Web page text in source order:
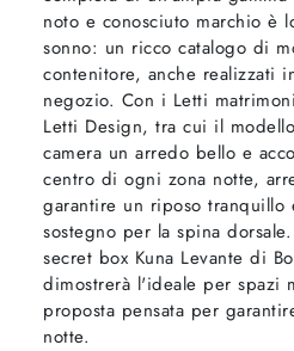
noto e conosciuto marchio è
sonno: un ricco catalogo di
contenitore, anche realizzati
negozio. Con i Letti
Letti Design, tra cui il
camera un arredo bello e
centro di ogni zona notte,
garantire un riposo tranquillo
sostegno per la spina
secret box Kuna Levante di
dimostrerà l'ideale per spazi
proposta pensata per
notte.